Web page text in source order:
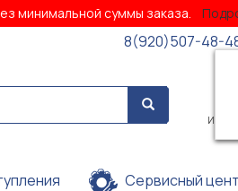
минимальной суммы заказа.
8(920)507-48-
Сервисный